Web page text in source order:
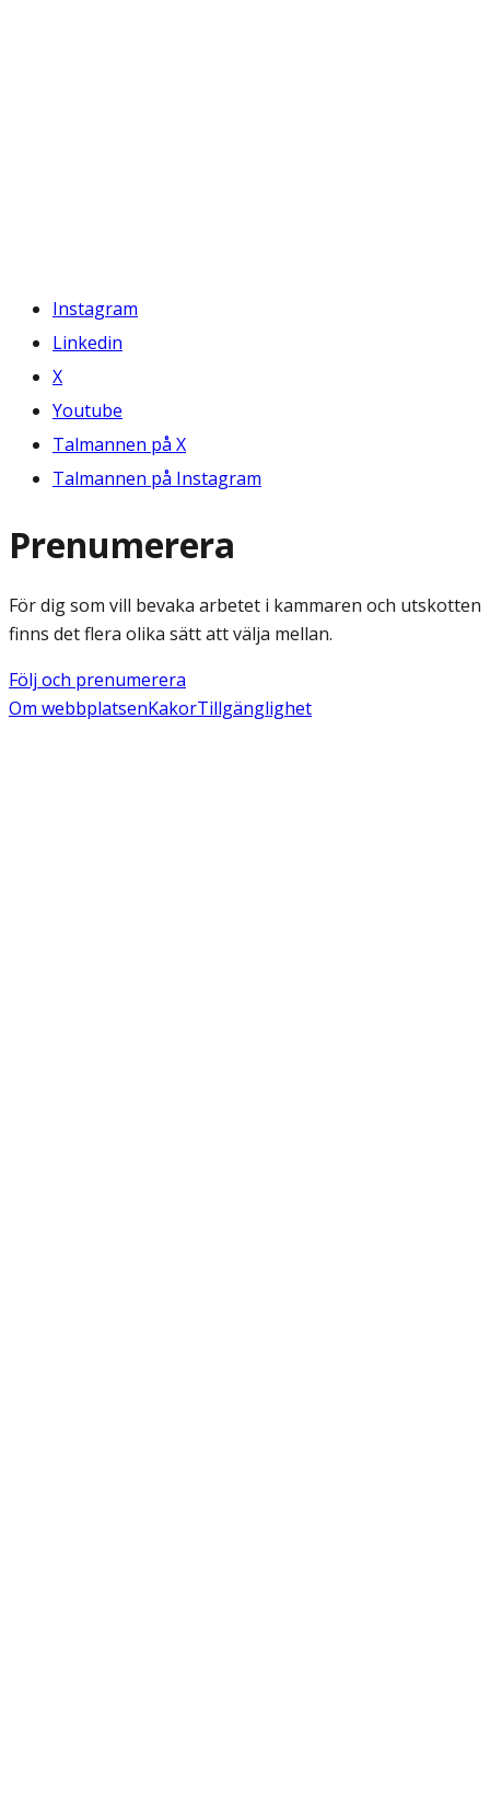
Instagram
Linkedin
X
Youtube
Talmannen på X
Talmannen på Instagram
Prenumerera
För dig som vill bevaka arbetet i kammaren och utskotten
finns det flera olika sätt att välja mellan.
Följ och prenumerera
Om webbplatsenKakorTillgänglighet